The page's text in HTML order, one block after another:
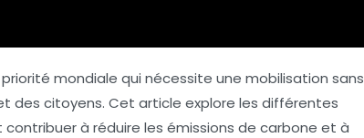
priorité mondiale qui nécessite une mobilisation sans
des citoyens. Cet article explore les différentes
à réduire les émissions de carbone et à